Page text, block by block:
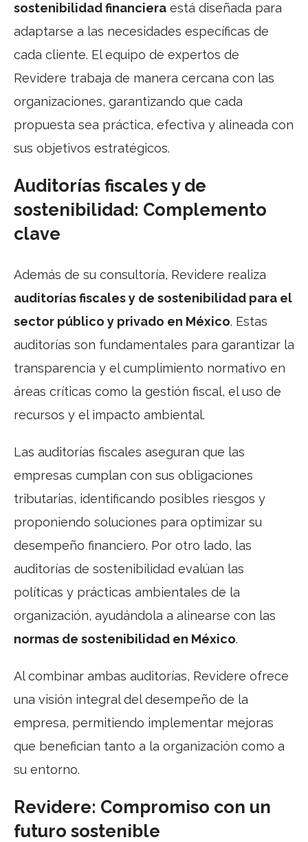
sostenibilidad financiera está diseñada para
adaptarse a las necesidades específicas de
cada cliente. El equipo de expertos de
Revidere trabaja de manera cercana con las
organizaciones, garantizando que cada
propuesta sea práctica, efectiva y alineada con
sus objetivos estratégicos.
Auditorías fiscales y de
sostenibilidad: Complemento
clave
Además de su consultoría, Revidere realiza
auditorías fiscales y de sostenibilidad para el
sector público y privado en México. Estas
auditorías son fundamentales para garantizar la
transparencia y el cumplimiento normativo en
áreas críticas como la gestión fiscal, el uso de
recursos y el impacto ambiental.
Las auditorías fiscales aseguran que las
empresas cumplan con sus obligaciones
tributarias, identificando posibles riesgos y
proponiendo soluciones para optimizar su
desempeño financiero. Por otro lado, las
auditorías de sostenibilidad evalúan las
políticas y prácticas ambientales de la
organización, ayudándola a alinearse con las
normas de sostenibilidad en México.
Al combinar ambas auditorías, Revidere ofrece
una visión integral del desempeño de la
empresa, permitiendo implementar mejoras
que benefician tanto a la organización como a
su entorno.
Revidere: Compromiso con un
futuro sostenible